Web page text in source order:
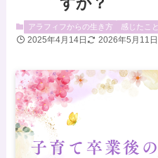
アラフィフからの生き方 感じたこと
2025年4月14日 2026年5月11日